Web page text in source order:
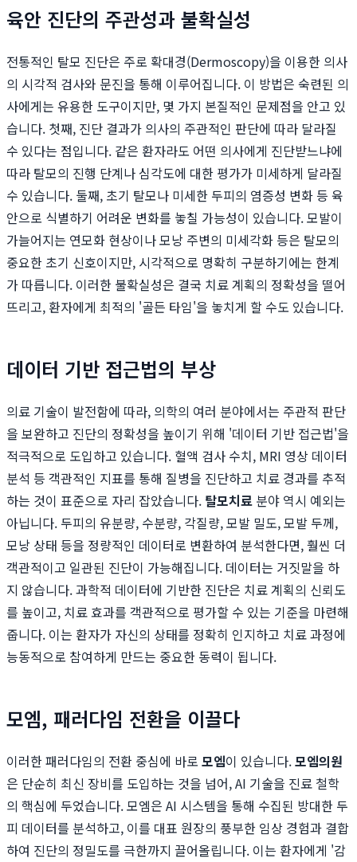
육안 진단의 주관성과 불확실성
전통적인 탈모 진단은 주로 확대경(Dermoscopy)을 이용한 의사
의 시각적 검사와 문진을 통해 이루어집니다. 이 방법은 숙련된 의
사에게는 유용한 도구이지만, 몇 가지 본질적인 문제점을 안고 있
습니다. 첫째, 진단 결과가 의사의 주관적인 판단에 따라 달라질
수 있다는 점입니다. 같은 환자라도 어떤 의사에게 진단받느냐에
따라 탈모의 진행 단계나 심각도에 대한 평가가 미세하게 달라질
수 있습니다. 둘째, 초기 탈모나 미세한 두피의 염증성 변화 등 육
안으로 식별하기 어려운 변화를 놓칠 가능성이 있습니다. 모발이
가늘어지는 연모화 현상이나 모낭 주변의 미세각화 등은 탈모의
중요한 초기 신호이지만, 시각적으로 명확히 구분하기에는 한계
가 따릅니다. 이러한 불확실성은 결국 치료 계획의 정확성을 떨어
뜨리고, 환자에게 최적의 '골든 타임'을 놓치게 할 수도 있습니다.
데이터 기반 접근법의 부상
의료 기술이 발전함에 따라, 의학의 여러 분야에서는 주관적 판단
을 보완하고 진단의 정확성을 높이기 위해 '데이터 기반 접근법'을
적극적으로 도입하고 있습니다. 혈액 검사 수치, MRI 영상 데이터
분석 등 객관적인 지표를 통해 질병을 진단하고 치료 경과를 추적
하는 것이 표준으로 자리 잡았습니다. 탈모치료 분야 역시 예외는
아닙니다. 두피의 유분량, 수분량, 각질량, 모발 밀도, 모발 두께,
모낭 상태 등을 정량적인 데이터로 변환하여 분석한다면, 훨씬 더
객관적이고 일관된 진단이 가능해집니다. 데이터는 거짓말을 하
지 않습니다. 과학적 데이터에 기반한 진단은 치료 계획의 신뢰도
를 높이고, 치료 효과를 객관적으로 평가할 수 있는 기준을 마련해
줍니다. 이는 환자가 자신의 상태를 정확히 인지하고 치료 과정에
능동적으로 참여하게 만드는 중요한 동력이 됩니다.
모엠, 패러다임 전환을 이끌다
이러한 패러다임의 전환 중심에 바로 모엠이 있습니다.모엠의원
은 단순히 최신 장비를 도입하는 것을 넘어, AI 기술을 진료 철학
의 핵심에 두었습니다. 모엠은 AI 시스템을 통해 수집된 방대한 두
피 데이터를 분석하고, 이를 대표 원장의 풍부한 임상 경험과 결합
하여 진단의 정밀도를 극한까지 끌어올립니다. 이는 환자에게 '감